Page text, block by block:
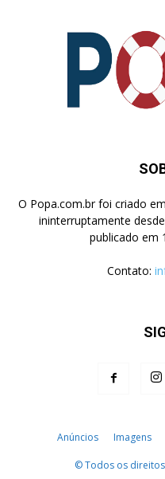
O Popa.com.br foi criado
ininterruptamente
publicado em
Contato:
Anúncios Imagens
© Todos os